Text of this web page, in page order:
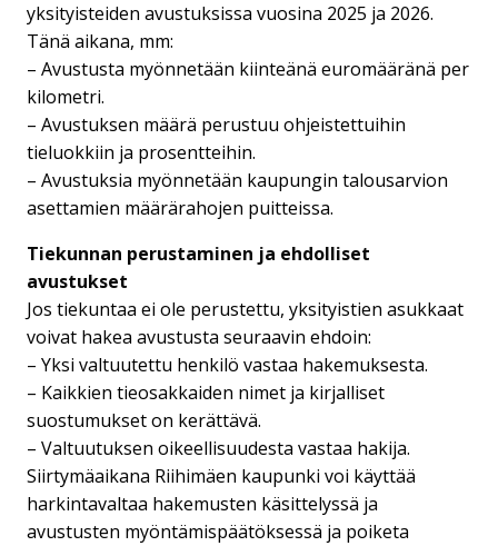
yksityisteiden avustuksissa vuosina 2025 ja 2026.
Tänä aikana, mm:
– Avustusta myönnetään kiinteänä euromääränä per
kilometri.
– Avustuksen määrä perustuu ohjeistettuihin
tieluokkiin ja prosentteihin.
– Avustuksia myönnetään kaupungin talousarvion
asettamien määrärahojen puitteissa.
Tiekunnan perustaminen ja ehdolliset
avustukset
Jos tiekuntaa ei ole perustettu, yksityistien asukkaat
voivat hakea avustusta seuraavin ehdoin:
– Yksi valtuutettu henkilö vastaa hakemuksesta.
– Kaikkien tieosakkaiden nimet ja kirjalliset
suostumukset on kerättävä.
– Valtuutuksen oikeellisuudesta vastaa hakija.
Siirtymäaikana Riihimäen kaupunki voi käyttää
harkintavaltaa hakemusten käsittelyssä ja
avustusten myöntämispäätöksessä ja poiketa